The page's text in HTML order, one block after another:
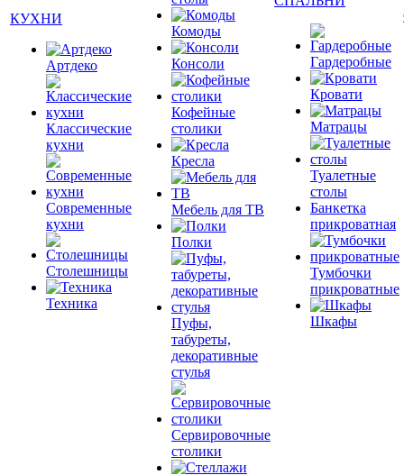
КУХНИ
Артдеко
Классические
кухни
Современные
кухни
Столешницы
Техника
Комоды
Консоли
Кофейные
столики
Кресла
Мебель для ТВ
Полки
Пуфы,
табуреты,
декоративные
стулья
Сервировочные
столики
Гардеробные
Кровати
Матрацы
Туалетные
столы
Банкетка
прикроватная
Тумбочки
прикроватные
Шкафы